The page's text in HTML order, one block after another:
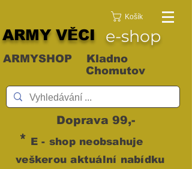
Košík
e-shop
ARMY VĚCI
ARMYSHOP Kladno
Chomutov
Doprava 99,-
* E - shop neobsahuje
veškerou aktuální nabídku